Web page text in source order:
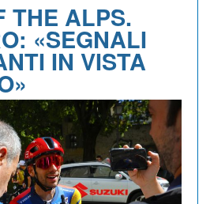
THE ALPS.
«SEGNALI
IN VISTA